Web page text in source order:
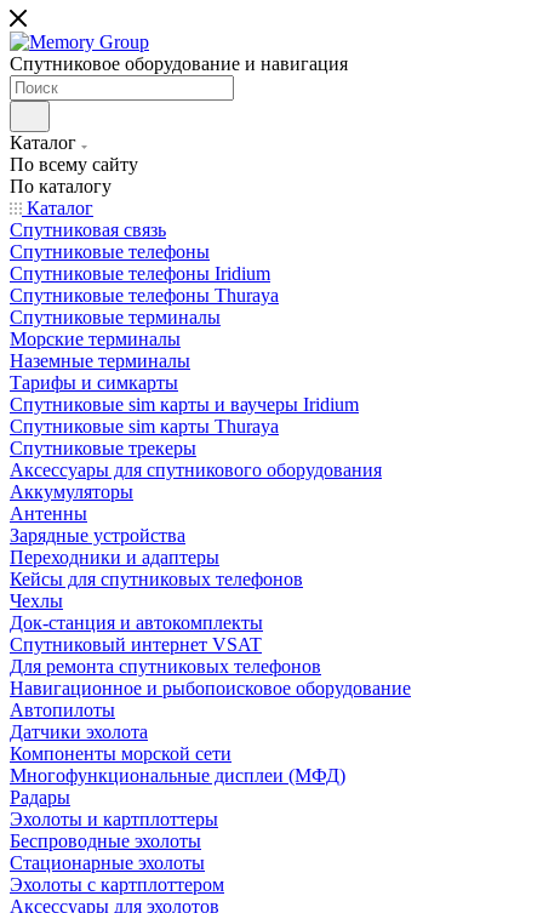
Спутниковое оборудование и навигация
Каталог
По всему сайту
По каталогу
Каталог
Спутниковая связь
Спутниковые телефоны
Спутниковые телефоны Iridium
Спутниковые телефоны Thuraya
Спутниковые терминалы
Морские терминалы
Наземные терминалы
Тарифы и симкарты
Спутниковые sim карты и ваучеры Iridium
Спутниковые sim карты Thuraya
Спутниковые трекеры
Аксессуары для спутникового оборудования
Аккумуляторы
Антенны
Зарядные устройства
Переходники и адаптеры
Кейсы для спутниковых телефонов
Чехлы
Док-станция и автокомплекты
Спутниковый интернет VSAT
Для ремонта спутниковых телефонов
Навигационное и рыбопоисковое оборудование
Автопилоты
Датчики эхолота
Компоненты морской сети
Многофункциональные дисплеи (МФД)
Радары
Эхолоты и картплоттеры
Беспроводные эхолоты
Стационарные эхолоты
Эхолоты с картплоттером
Аксессуары для эхолотов